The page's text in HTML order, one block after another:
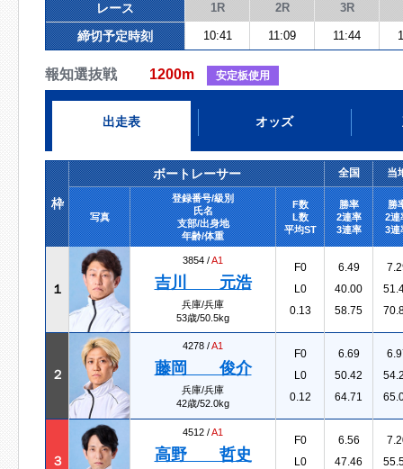
レース 1R 2R 3R
締切予定時刻 10:41 11:09 11:44
報知選抜戦 1200m 安定板使用
出走表 オッズ
枠
ボートレーサー 全国 当
写真
登録番号/級別
氏名
支部/出身地
年齢/体重
F数
L数
平均ST
勝率
2連率
3連率
勝
2連
3連
１
3854 /A1
吉川 元浩
兵庫/兵庫
53歳/50.5kg
F0
L0
0.13
6.49
40.00
58.75
２
4278 /A1
藤岡 俊介
兵庫/兵庫
42歳/52.0kg
F0
L0
0.12
6.69
50.42
64.71
３
4512 /A1
高野 哲史
F0
L0
6.56
47.46